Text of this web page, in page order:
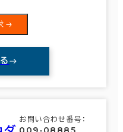
お問い合わせ番号：